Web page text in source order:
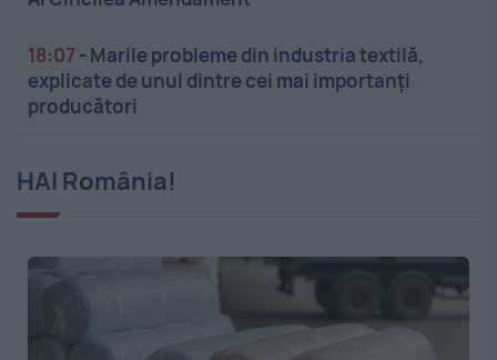
18:07 - Marile probleme din industria textilă,
explicate de unul dintre cei mai importanți
producători
HAI România!